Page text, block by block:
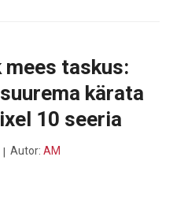
mees taskus:
kärata
10 seeria
Autor: AM